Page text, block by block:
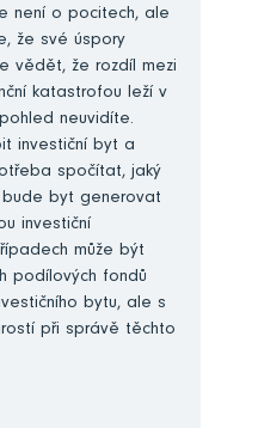
není o pocitech, ale
že své úspory
vědět, že rozdíl mezi
katastrofou leží v
neuvidíte.
investiční byt a
spočítat, jaký
bude byt generovat
investiční
může být
podílových fondů
bytu, ale s
při správě těchto